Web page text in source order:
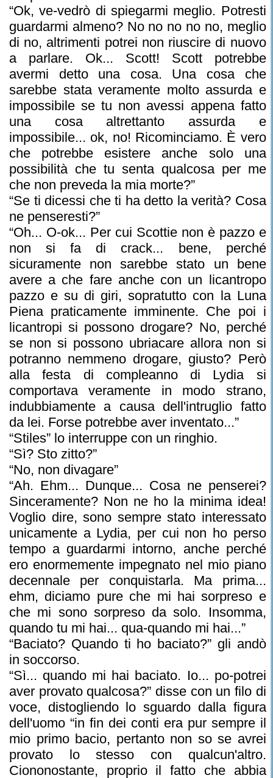
“Ok, ve-vedrò di spiegarmi meglio. Potresti
guardarmi almeno? No no no no no, meglio
di no, altrimenti potrei non riuscire di nuovo
a parlare. Ok... Scott! Scott potrebbe
avermi detto una cosa. Una cosa che
sarebbe stata veramente molto assurda e
impossibile se tu non avessi appena fatto
una cosa altrettanto assurda e
impossibile... ok, no! Ricominciamo. È vero
che potrebbe esistere anche solo una
possibilità che tu senta qualcosa per me
che non preveda la mia morte?”
“Se ti dicessi che ti ha detto la verità? Cosa
ne penseresti?”
“Oh... O-ok... Per cui Scottie non è pazzo e
non si fa di crack... bene, perché
sicuramente non sarebbe stato un bene
avere a che fare anche con un licantropo
pazzo e su di giri, sopratutto con la Luna
Piena praticamente imminente. Che poi i
licantropi si possono drogare? No, perché
se non si possono ubriacare allora non si
potranno nemmeno drogare, giusto? Però
alla festa di compleanno di Lydia si
comportava veramente in modo strano,
indubbiamente a causa dell'intruglio fatto
da lei. Forse potrebbe aver inventato...”
“Stiles” lo interruppe con un ringhio.
“Sì? Sto zitto?”
“No, non divagare”
“Ah. Ehm... Dunque... Cosa ne penserei?
Sinceramente? Non ne ho la minima idea!
Voglio dire, sono sempre stato interessato
unicamente a Lydia, per cui non ho perso
tempo a guardarmi intorno, anche perché
ero enormemente impegnato nel mio piano
decennale per conquistarla. Ma prima...
ehm, diciamo pure che mi hai sorpreso e
che mi sono sorpreso da solo. Insomma,
quando tu mi hai... qua-quando mi hai...”
“Baciato? Quando ti ho baciato?” gli andò
in soccorso.
“Sì... quando mi hai baciato. Io... po-potrei
aver provato qualcosa?” disse con un filo di
voce, distogliendo lo sguardo dalla figura
dell'uomo “in fin dei conti era pur sempre il
mio primo bacio, pertanto non so se avrei
provato lo stesso con qualcun'altro.
Ciononostante, proprio il fatto che abbia